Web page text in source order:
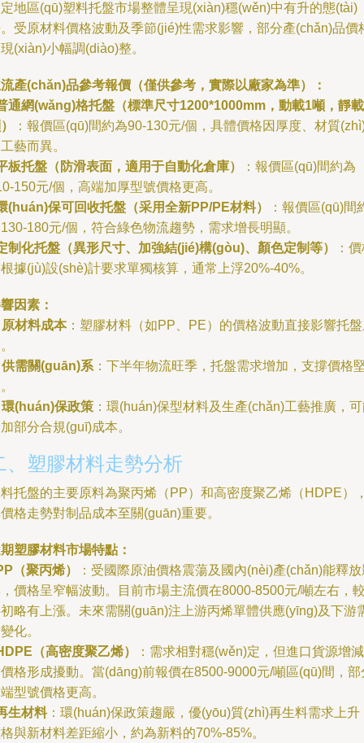
地區(qū)塑料托盤市場整體呈現(xiàn)穩(wěn)中有升的態(tài)
受原材料價格波動及季節(jié)性需求影響，部分產(chǎn)品價
(xiàn)小幅調(diào)整。
產(chǎn)品參考報價（僅供參考，實際以廠家為準）：
通網(wǎng)格托盤（標準尺寸1200*1000mm，動載1噸，靜
：報價區(qū)間約為90-130元/個，具體價格因厚度、材質
藝而異。
板托盤（防滑表面，適用于自動化倉庫）
：報價區(qū)間約為
150元/個，高端加厚型號價格更高。
(huán)保可回收托盤（采用全新PP/PE材料）
：報價區(qū)間
180元/個，符合綠色物流趨勢，需求增長明顯。
制化托盤（異形尺寸、加強結(jié)構(gòu)、顏色定制等）
：
據(jù)設(shè)計要求單獨核算，通常上浮20%-40%。
因素：
原材料成本：塑膠材料（如PP、PE）的價格波動直接影響托
供需關(guān)系 ：下半年物流旺季，托盤需求增加，支撐價格
環(huán)保政策 ：環(huán)保型材料及生產(chǎn)工藝推廣，
部分合規(guī)成本。
、塑膠材料走勢分析
托盤的主要原料為聚丙烯（PP）和高密度聚乙烯（HDPE）
格走勢對制品成本至關(guān)重要。
塑膠材料市場特點：
（聚丙烯）
：受國際原油價格震蕩及國內(nèi)產(chǎn)能釋
價格呈窄幅波動。目前市場主流價在8000-8500元/噸左右，
略有上漲。未來需關(guān)注上游丙烯單體供應(yīng)及下游
化。
（高密度聚乙烯）
：需求相對穩(wěn)定，但進口貨源增減
格形成擾動。當(dāng)前報價在8500-9000元/噸區(qū)間，部
型號價格更高。
生材料：環(huán)保政策趨嚴，優(yōu)質(zhì)再生料需求上升
與新材料差距縮小，約為新料的70%-85%。